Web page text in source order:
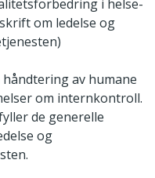
i helse-
om ledelse og
av humane
om internkontroll.
de generelle
og